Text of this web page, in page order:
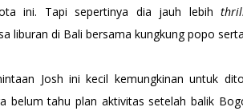
ini. Tapi sepertinya dia jauh lebih
liburan di Bali bersama kungkung popo
Josh ini kecil kemungkinan untuk
belum tahu plan aktivitas setelah balik